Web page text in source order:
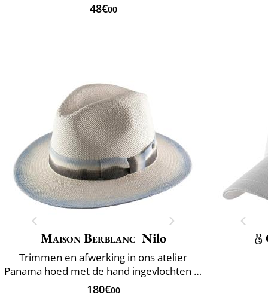
48€00
Maison Berblanc Nilo
Trimmen en afwerking in ons atelier
Panama hoed met de hand ingevlochten in Ecuador
180€00